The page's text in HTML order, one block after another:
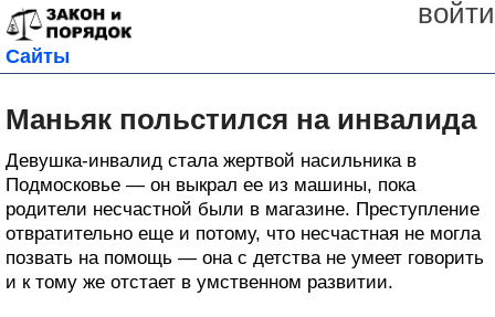
войти
Сайты
Маньяк польстился на инвалида
Девушка-инвалид стала жертвой насильника в
Подмосковье — он выкрал ее из машины, пока
родители несчастной были в магазине. Преступление
отвратительно еще и потому, что несчастная не могла
позвать на помощь — она с детства не умеет говорить
и к тому же отстает в умственном развитии.